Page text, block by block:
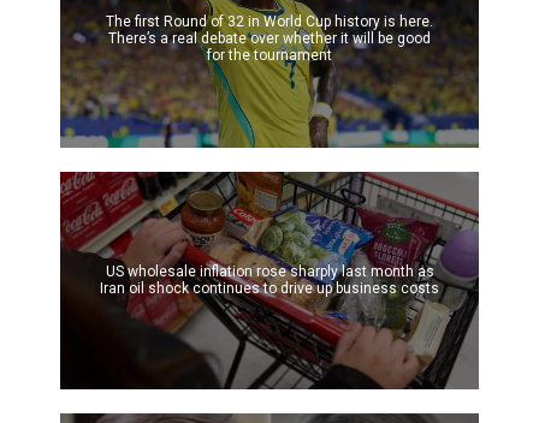
The first Round of 32 in World Cup history is here.
There’s a real debate over whether it will be good
for the tournament
US wholesale inflation rose sharply last month as
Iran oil shock continues to drive up business costs